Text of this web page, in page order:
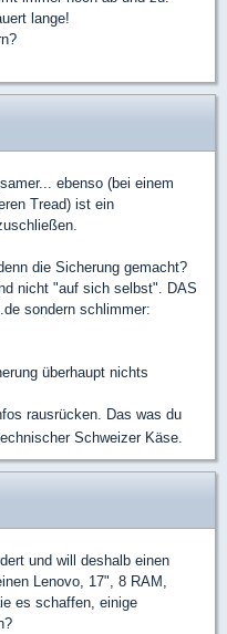
lange!
ebenso (bei einem
Tread) ist ein
die Sicherung gemacht?
nicht "auf sich selbst". DAS
sondern schlimmer:
überhaupt nichts
rausrücken. Das was du
Schweizer Käse.
und will deshalb einen
Lenovo, 17", 8 RAM,
es schaffen, einige